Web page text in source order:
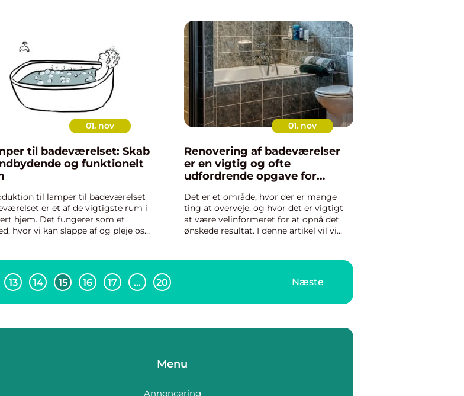
vil vi udforske alt, hv...
01. nov
til badeværelset: Skab
og funktionelt
til lamper til badeværelset
er et af de vigtigste rum i
hjem. Det fungerer som et
hvor vi kan slappe af og pleje os
01. nov
Renovering af badeværelser
er en vigtig og ofte
udfordrende opgave for
Det er et område, hvor der er mange
ting at overveje, og hvor det er vigtigt
at være velinformeret for at opnå det
ønskede resultat. I denne artikel vil vi
13 14 15 16 17 … 20 Næste
Menu
Annoncering